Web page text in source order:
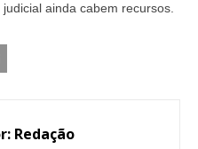
ainda cabem recursos.
Redação